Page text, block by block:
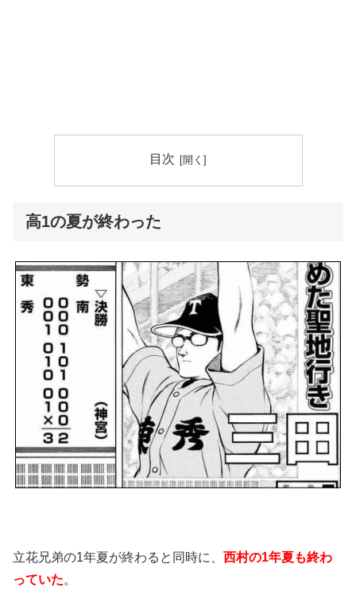
目次
高1の夏が終わった
立花兄弟の1年夏が終わると同時に、 西村の1年夏も終わ
っていた。